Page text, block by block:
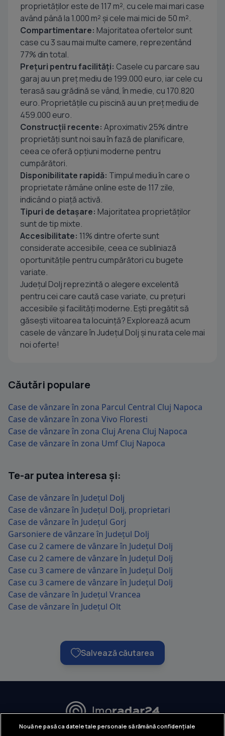
proprietăților este de 117 m², cu cele mai mari case
având până la 1.000 m² și cele mai mici de 50 m².
Compartimentare: Majoritatea ofertelor sunt
case cu 3 sau mai multe camere, reprezentând
77% din total.
Prețuri pentru facilități: Casele cu parcare sau
garaj au un preț mediu de 199.000 euro, iar cele cu
terasă sau grădină se vând, în medie, cu 170.820
euro. Proprietățile cu piscină au un preț mediu de
459.000 euro.
Construcții recente: Aproximativ 25% dintre
proprietăți sunt noi sau în fază de planificare,
ceea ce oferă opțiuni moderne pentru
cumpărători.
Disponibilitate rapidă: Timpul mediu în care o
proprietate rămâne online este de 117 zile,
indicând o piață activă.
Tipuri de detașare: Majoritatea proprietăților
sunt de tip mixte.
Accesibilitate: 11% dintre oferte sunt
considerate accesibile, ceea ce subliniază
oportunitățile pentru cumpărători cu bugete
variate.
Județul Dolj reprezintă o alegere excelentă
pentru cei care caută case variate, cu prețuri
accesibile și facilități moderne. Ești pregătit să
găsești viitoarea ta locuință? Explorează acum
casele de vânzare în Județul Dolj și nu rata cele mai
noi oferte!
Căutări populare
Case de vânzare în zona Parcul Central Cluj Napoca
Case de vânzare în zona Vivo Floresti
Case de vânzare în zona Cluj Arena Cluj Napoca
Case de vânzare în zona Umf Cluj Napoca
Te-ar putea interesa și:
Case de vânzare în Județul Dolj
Case de vânzare în Județul Dolj, proprietari
Case de vânzare în Județul Gorj
Garsoniere de vânzare în Județul Dolj
Case cu 2 camere de vânzare în Județul Dolj
Case cu 2 camere de vânzare în Județul Dolj
Case cu 3 camere de vânzare în Județul Dolj
Case cu 3 camere de vânzare în Județul Dolj
Case de vânzare în Județul Vrancea
Case de vânzare în Județul Olt
Salvează căutarea
URMĂREȘTE-NE:
Nouă ne pasă ca datele tale personale să rămână confidențiale